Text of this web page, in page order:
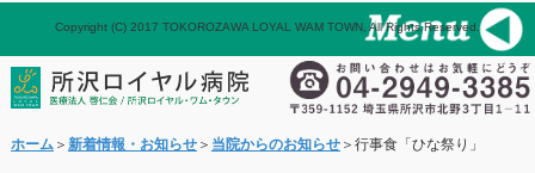
ホーム＞ 新着情報・お知らせ＞ 当院からのお知らせ＞行事食「ひな祭り」
Copyright (C) 2017 TOKOROZAWA LOYAL WAM TOWN, All Rights Reserved.
メール